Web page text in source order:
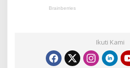
Ikuti Kami